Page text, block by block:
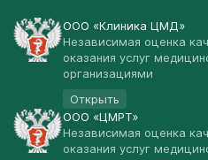
ООО «Клиника ЦМД»
Независимая оценка
оказания услуг
организациями
Открыть
ООО «ЦМРТ»
Независимая оценка
оказания услуг